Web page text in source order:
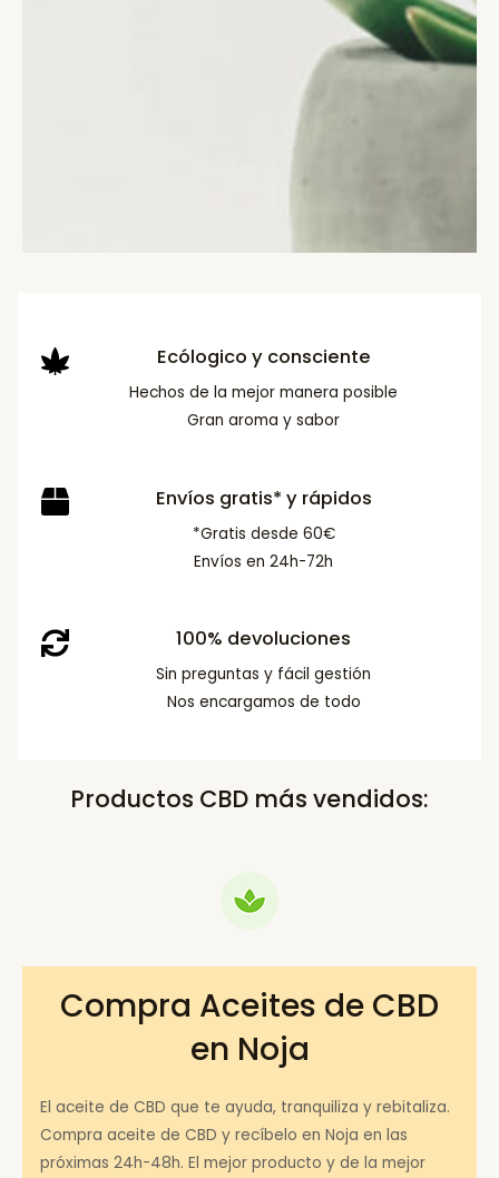
Ecólogico y consciente
Hechos de la mejor manera posible
Gran aroma y sabor
Envíos gratis* y rápidos
*Gratis desde 60€
Envíos en 24h-72h
100% devoluciones
Sin preguntas y fácil gestión
Nos encargamos de todo
Productos CBD más vendidos:
Compra Aceites de CBD
en Noja
El aceite de CBD que te ayuda, tranquiliza y rebitaliza.
Compra aceite de CBD y recíbelo en Noja en las
próximas 24h-48h. El mejor producto y de la mejor